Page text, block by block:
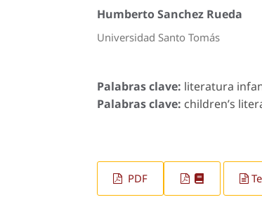
Humberto Sanchez Rueda
Universidad Santo Tomás
Palabras clave: literatura
Palabras clave: children’s
PDF